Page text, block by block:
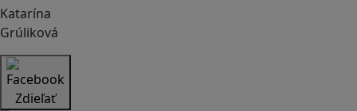
Katarína
Grúliková
Zdieľať